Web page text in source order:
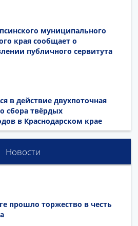
муниципального
края сообщает о
публичного сервитута
в действие двухпоточная
сбора твёрдых
в Краснодарском крае
Новости
прошло торжество в честь